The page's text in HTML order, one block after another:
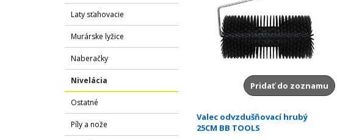
Laty sťahovacie
Murárske lyžice
Naberačky
Nivelácia
Ostatné
Píly a nože
Pridať do zoznamu
Valec odvzdušňovací hrubý
25CM BB TOOLS